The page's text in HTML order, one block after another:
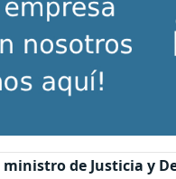
ministro de Justicia y